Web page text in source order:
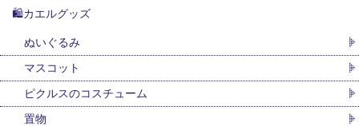
🛍カエルグッズ
ぬいぐるみ
マスコット
ピクルスのコスチューム
置物